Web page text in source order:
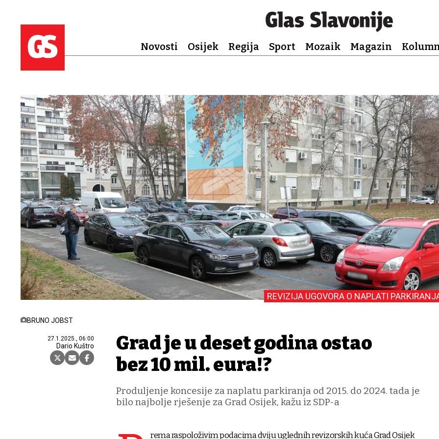
Novosti Osijek Regija Sport Mozaik Magazin
BRUNO JOBST
27.1.2025., 06:00
Dario Kuštro
REVIZIJA UGOVORA O NAPLATI
Grad je u deset godina ostao
bez 10 mil. eura!?
Produljenje koncesije za naplatu parkiranja od 2015. do 2024. tada je
bilo najbolje rješenje za Grad Osijek, kažu iz SDP-a
rema raspoloživim podacima dviju uglednih revizorskih kuća Grad Osijek